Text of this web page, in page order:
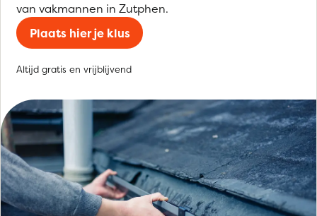
van vakmannen in Zutphen.
Plaats hier je klus
Altijd gratis en vrijblijvend